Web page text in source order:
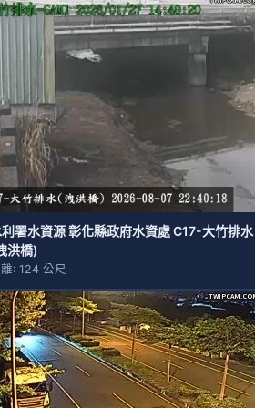
署水資源 彰化縣政府水資處 C17-大竹排水
洪橋)
: 124 公尺